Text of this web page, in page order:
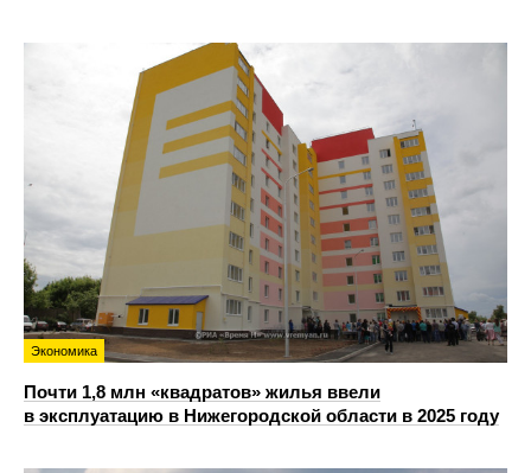
Экономика
Почти 1,8 млн «квадратов» жилья ввели
в эксплуатацию в Нижегородской области в 2025 году